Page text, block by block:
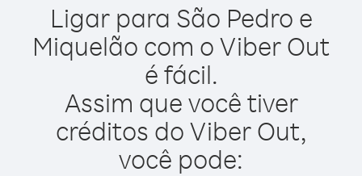
Ligar para São Pedro e
Miquelão com o Viber Out
é fácil.
Assim que você tiver
créditos do Viber Out,
você pode: